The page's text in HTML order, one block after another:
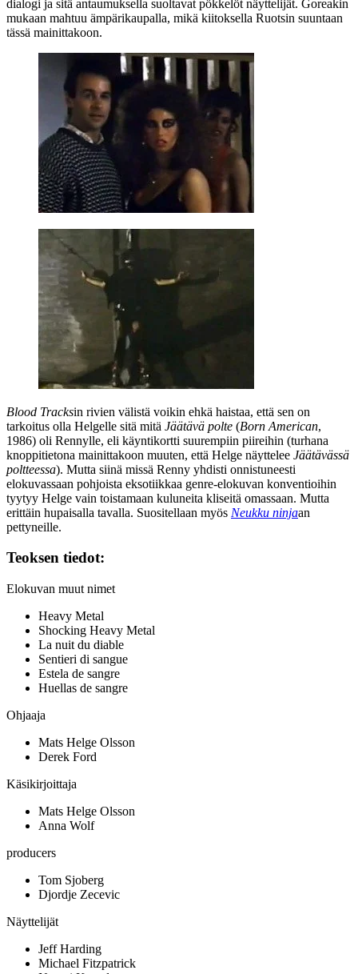
dialogi ja sitä antaumuksella suoltavat pökkelöt näyttelijät. Goreakin
mukaan mahtuu ämpärikaupalla, mikä kiitoksella Ruotsin suuntaan
tässä mainittakoon.
Blood Tracksin rivien välistä voikin ehkä haistaa, että sen on
tarkoitus olla Helgelle sitä mitä Jäätävä polte (Born American,
1986) oli Rennylle, eli käyntikortti suurempiin piireihin (turhana
knoppitietona mainittakoon muuten, että Helge näyttelee Jäätävässä
poltteessa). Mutta siinä missä Renny yhdisti onnistuneesti
elokuvassaan pohjoista eksotiikkaa genre-elokuvan konventioihin
tyytyy Helge vain toistamaan kuluneita kliseitä omassaan. Mutta
erittäin hupaisalla tavalla. Suositellaan myös Neukku ninjaan
pettyneille.
Teoksen tiedot:
Elokuvan muut nimet
Heavy Metal
Shocking Heavy Metal
La nuit du diable
Sentieri di sangue
Estela de sangre
Huellas de sangre
Ohjaaja
Mats Helge Olsson
Derek Ford
Käsikirjoittaja
Mats Helge Olsson
Anna Wolf
producers
Tom Sjoberg
Djordje Zecevic
Näyttelijät
Jeff Harding
Michael Fitzpatrick